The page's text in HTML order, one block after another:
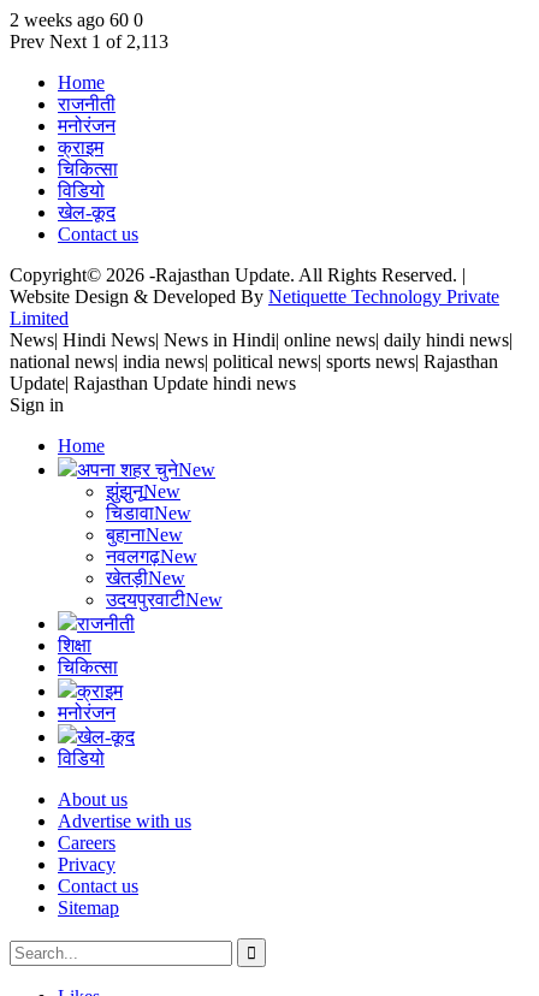
2 weeks ago 60 0
Prev Next 1 of 2,113
Home
राजनीती
मनोरंजन
क्राइम
चिकित्सा
विडियो
खेल-कूद
Contact us
Copyright© 2026 -Rajasthan Update. All Rights Reserved. |
Website Design & Developed By Netiquette Technology Private
Limited
News| Hindi News| News in Hindi| online news| daily hindi news|
national news| india news| political news| sports news| Rajasthan
Update| Rajasthan Update hindi news
Sign in
Home
अपना शहर चुनेNew
झुंझुनूNew
चिडावाNew
बुहानाNew
नवलगढ़New
खेतड़ीNew
उदयपुरवाटीNew
राजनीती
शिक्षा
चिकित्सा
क्राइम
मनोरंजन
खेल-कूद
विडियो
About us
Advertise with us
Careers
Privacy
Contact us
Sitemap